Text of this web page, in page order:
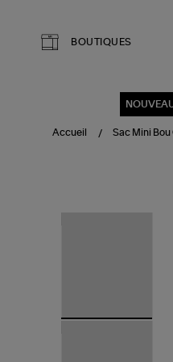
BOUTIQUES
Accueil Sac Mini